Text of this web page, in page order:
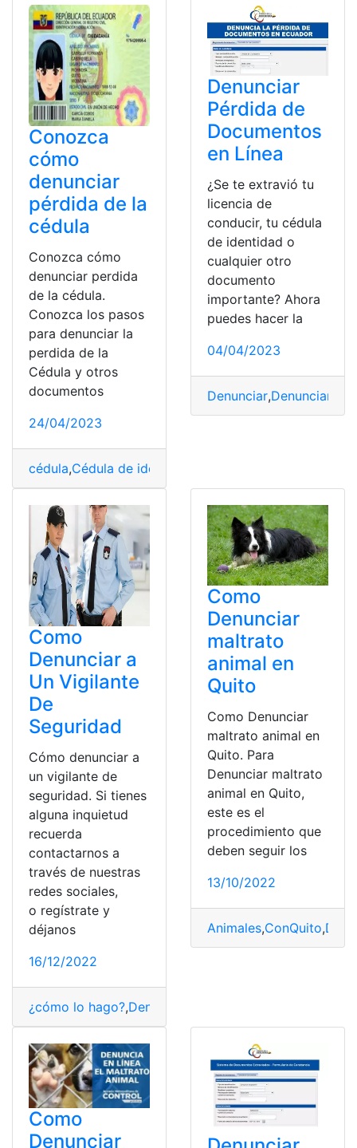
Conozca
cómo
denunciar
pérdida de la
cédula
Conozca cómo
denunciar perdida
de la cédula.
Conozca los pasos
para denunciar la
perdida de la
Cédula y otros
documentos
24/04/2023
cédula,Cédula de identidad
Denunciar
Pérdida de
Documentos
en Línea
¿Se te extravió tu
licencia de
conducir, tu cédula
de identidad o
cualquier otro
documento
importante? Ahora
puedes hacer la
04/04/2023
Denunciar,Denunciar en
Como
Denunciar a
Un Vigilante
De
Seguridad
Cómo denunciar a
un vigilante de
seguridad. Si tienes
alguna inquietud
recuerda
contactarnos a
través de nuestras
redes sociales,
o regístrate y
déjanos
16/12/2022
¿cómo lo hago?,Denunciar
Como
Denunciar
maltrato
animal en
Quito
Como Denunciar
maltrato animal en
Quito. Para
Denunciar maltrato
animal en Quito,
este es el
procedimiento que
deben seguir los
13/10/2022
Animales,ConQuito,
Como
Denunciar